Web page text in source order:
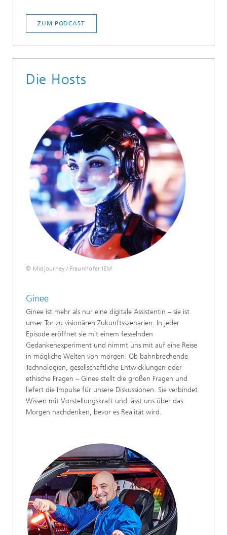
ZUM PODCAST
Die Hosts
© Midjourney / Fraunhofer IEM
Ginee
Ginee ist mehr als nur eine digitale Assistentin – sie ist
unser Tor zu visionären Zukunftsszenarien. In jeder
Episode eröffnet sie mit einem fesselnden
Gedankenexperiment und nimmt uns mit auf eine Reise
in mögliche Welten von morgen. Ob bahnbrechende
Technologien, gesellschaftliche Entwicklungen oder
ethische Fragen – Ginee stellt die großen Fragen und
liefert die Impulse für unsere Diskussionen. Sie verbindet
Wissen mit Vorstellungskraft und lässt uns über das
Morgen nachdenken, bevor es Realität wird.